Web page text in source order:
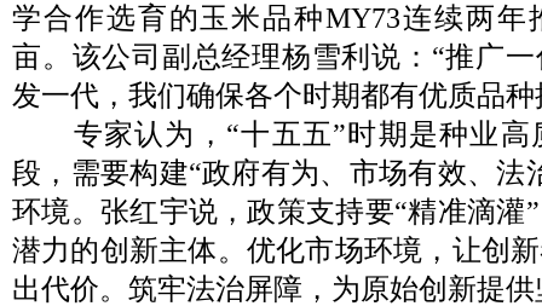
学合作选育的玉米品种MY73连续两年
亩。该公司副总经理杨雪利说：“推广
发一代，我们确保各个时期都有优质品
专家认为，“十五五”时期是种业高
段，需要构建“政府有为、市场有效、法
环境。张红宇说，政策支持要“精准滴灌
潜力的创新主体。优化市场环境，让创
出代价。筑牢法治屏障，为原始创新提